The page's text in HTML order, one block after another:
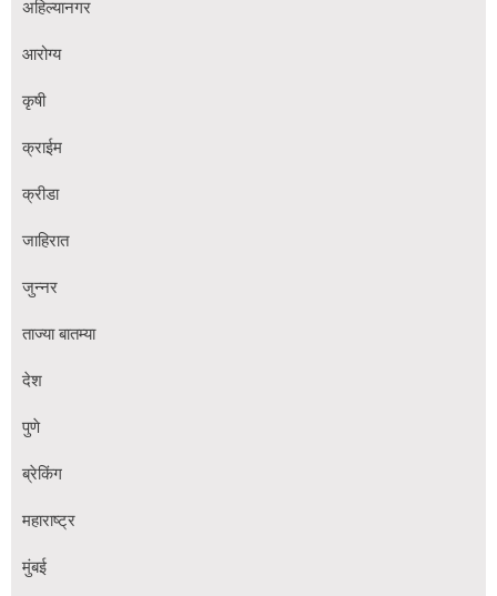
अहिल्यानगर
आरोग्य
कृषी
क्राईम
क्रीडा
जाहिरात
जुन्नर
ताज्या बातम्या
देश
पुणे
ब्रेकिंग
महाराष्ट्र
मुंबई